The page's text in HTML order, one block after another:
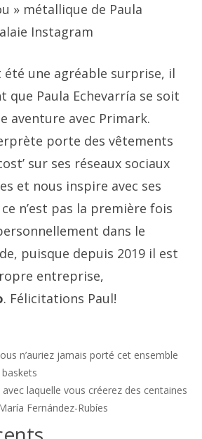
» métallique de Paula
Instagram
été une agréable surprise, il
que Paula Echevarría se soit
aventure avec Primark.
porte des vêtements
sur ses réseaux sociaux
et nous inspire avec ses
n’est pas la première fois
dans le
puisque depuis 2019 il est
entreprise,
. Félicitations Paul!
n’auriez jamais porté cet ensemble
avec laquelle vous créerez des centaines
Fernández-Rubíes